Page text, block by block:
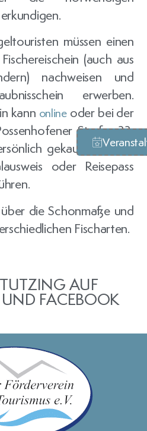
müssen einen
(auch aus
nachweisen und
erwerben.
kann onlineoder bei der
Straße 33,
gekauft werden.
oder Reisepass
die Schonmaße und
Fischarten.
AUF
FACEBOOK